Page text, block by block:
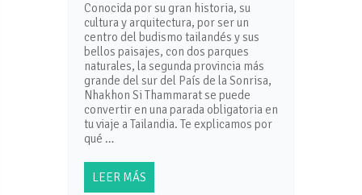
Conocida por su gran historia, su
cultura y arquitectura, por ser un
centro del budismo tailandés y sus
bellos paisajes, con dos parques
naturales, la segunda provincia más
grande del sur del País de la Sonrisa,
Nhakhon Si Thammarat se puede
convertir en una parada obligatoria en
tu viaje a Tailandia. Te explicamos por
qué …
LEER MÁS